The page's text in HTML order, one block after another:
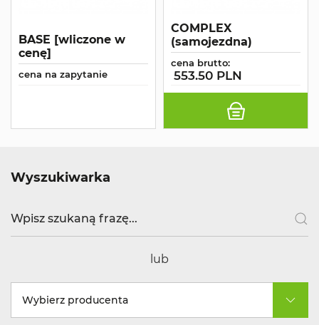
BASE [wliczone w
cenę]
cena na zapytanie
COMPLEX
(samojezdna)
cena brutto:
553.50 PLN
Wyszukiwarka
lub
Wybierz producenta